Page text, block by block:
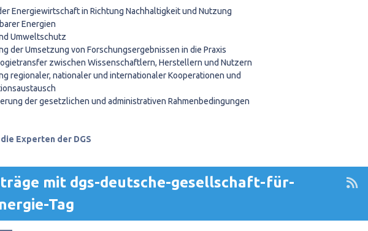
Energiewirtschaft in Richtung Nachhaltigkeit und Nutzung
Energien
Umweltschutz
der Umsetzung von Forschungsergebnissen in die Praxis
zwischen Wissenschaftlern, Herstellern und Nutzern
regionaler, nationaler und internationaler Kooperationen und
der gesetzlichen und administrativen Rahmenbedingungen
Experten der DGS
mit dgs-deutsche-gesellschaft-für-
Tag